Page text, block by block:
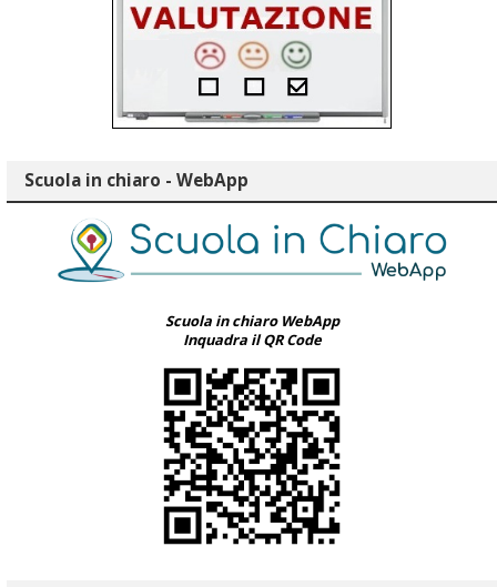
Scuola in chiaro - WebApp
Scuola in chiaro WebApp
Inquadra il QR Code